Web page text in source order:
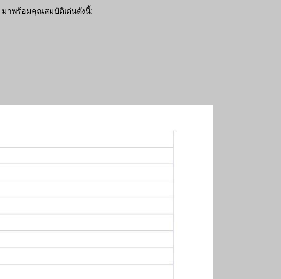
มาพร้อมคุณสมบัติเด่นดังนี้: